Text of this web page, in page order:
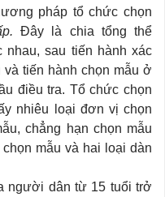
pháp tổ chức chọn
Đây là chia tổng thể
nhau, sau tiến hành xác
tiến hành chọn mẫu ở
điều tra. Tổ chức chọn
nhiêu loại đơn vị chọn
chẳng hạn chọn mẫu
mẫu và hai loại dàn
người dân từ 15 tuổi trở